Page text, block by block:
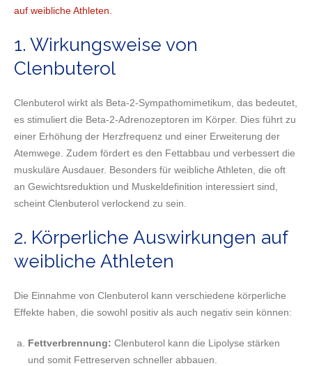
auf weibliche Athleten.
1. Wirkungsweise von
Clenbuterol
Clenbuterol wirkt als Beta-2-Sympathomimetikum, das bedeutet,
es stimuliert die Beta-2-Adrenozeptoren im Körper. Dies führt zu
einer Erhöhung der Herzfrequenz und einer Erweiterung der
Atemwege. Zudem fördert es den Fettabbau und verbessert die
muskuläre Ausdauer. Besonders für weibliche Athleten, die oft
an Gewichtsreduktion und Muskeldefinition interessiert sind,
scheint Clenbuterol verlockend zu sein.
2. Körperliche Auswirkungen auf
weibliche Athleten
Die Einnahme von Clenbuterol kann verschiedene körperliche
Effekte haben, die sowohl positiv als auch negativ sein können:
Fettverbrennung: Clenbuterol kann die Lipolyse stärken
und somit Fettreserven schneller abbauen.